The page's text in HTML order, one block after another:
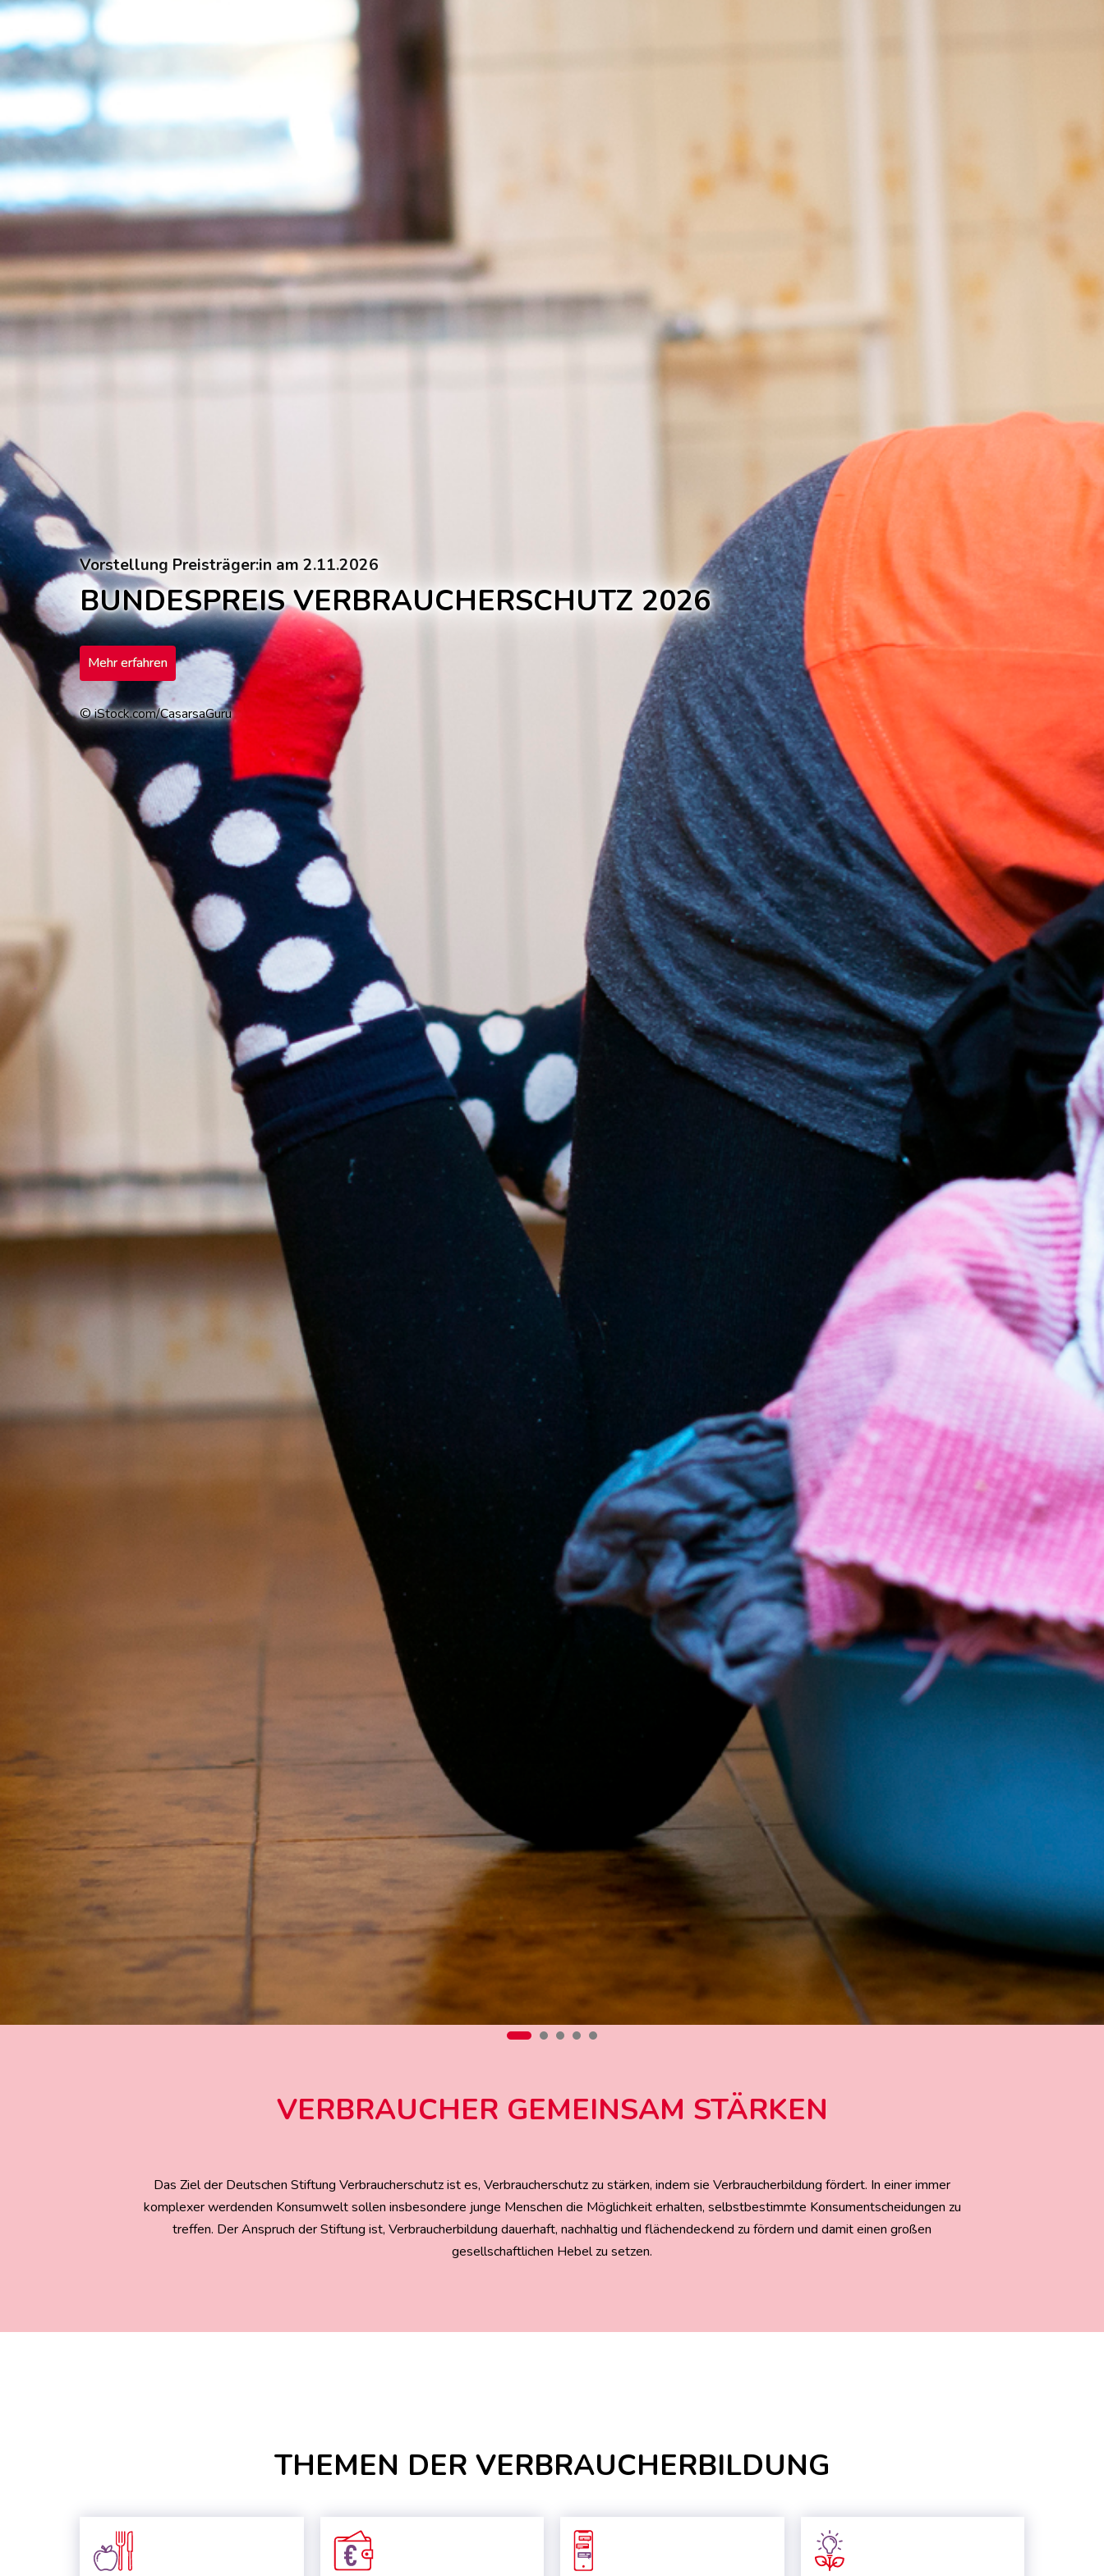
Vorstellung Preisträger:in am 2.11.2026
BUNDESPREIS VERBRAUCHERSCHUTZ 2026
Mehr erfahren
© iStock.com/CasarsaGuru
VERBRAUCHER GEMEINSAM STÄRKEN
Das Ziel der Deutschen Stiftung Verbraucherschutz ist es, Verbraucherschutz zu stärken, indem sie Verbraucherbildung fördert. In einer immer
komplexer werdenden Konsumwelt sollen insbesondere junge Menschen die Möglichkeit erhalten, selbstbestimmte Konsumentscheidungen zu
treffen. Der Anspruch der Stiftung ist, Verbraucherbildung dauerhaft, nachhaltig und flächendeckend zu fördern und damit einen großen
gesellschaftlichen Hebel zu setzen.
THEMEN DER VERBRAUCHERBILDUNG